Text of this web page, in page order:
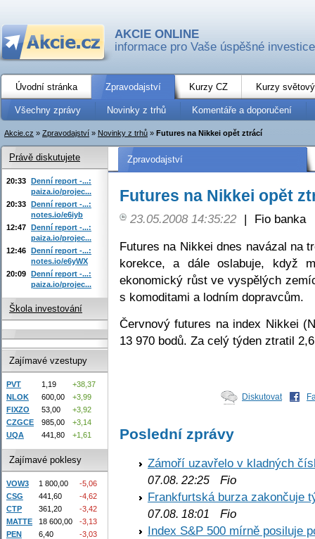
AKCIE ONLINE
informace pro Vaše úspěšné investice
Úvodní stránka Zpravodajství Kurzy CZ Kurzy
Všechny zprávy Novinky z trhů Komentáře a doporučení
Akcie.cz » Zpravodajství » Novinky z trhů » Futures na Nikkei opět ztrácí
Zpravodajství
Futures na Nikkei opět
23.05.2008 14:35:22 |
Fio banka
Futures na Nikkei dnes navázal na
korekce, a dále oslabuje, když
ekonomický růst ve vyspělých
s komoditami a lodním dopravcům.
Červnový futures na index Nikkei
13 970 bodů. Za celý týden ztratil
Diskutovat
Poslední zprávy
Zámoří uzavřelo v kladných
07.08. 22:25 Fio
Frankfurtská burza zakončuje
07.08. 18:01
Fio
Index S&P 500 mírně posiluje
Právě diskutujete
20:33 Denní report -...:
paiza.io/projec...
20:33 Denní report -...:
notes.io/e6iyb
12:47 Denní report -...:
paiza.io/projec...
12:46 Denní report -...:
notes.io/e6yWX
20:09 Denní report -...:
paiza.io/projec...
Škola investování
Zajímavé vzestupy
PVT 1,19
+38,37
NLOK
600,00
+3,99
FIXZO
53,00
+3,92
CZGCE
985,00
+3,14
UQA
441,80 +1,61
Zajímavé poklesy
VOW3 1 800,00
-5,06
CSG
441,60
-4,62
CTP
361,20
-3,42
MATTE
18 600,00
-3,13
PEN
6,40 -3,03